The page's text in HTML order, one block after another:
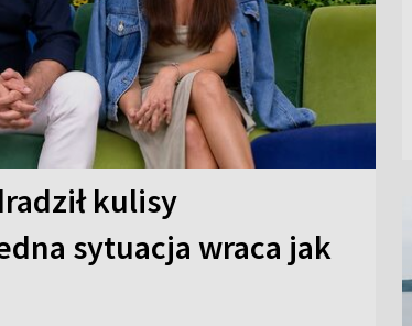
kulisy
sytuacja wraca jak